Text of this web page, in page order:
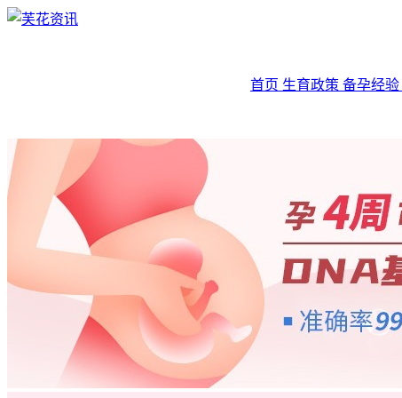
首页 生育政策 备孕经验